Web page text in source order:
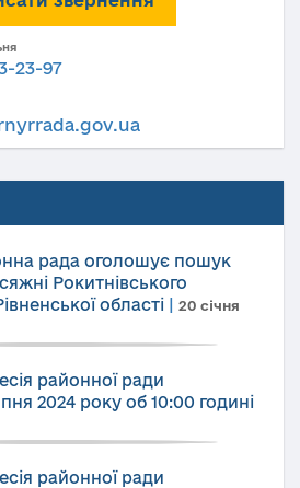
23-97
рада оголошує пошук
Рокитнівського
області
20 січня
районної ради
2024 року об 10:00 годині
районної ради